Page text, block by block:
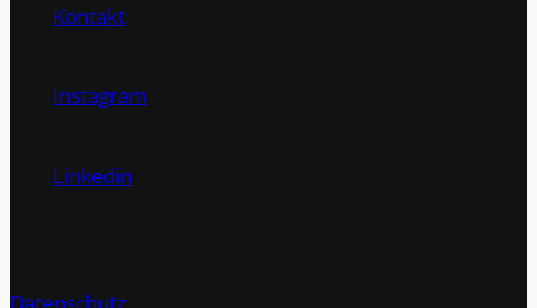
Kontakt
Instagram
Linkedin